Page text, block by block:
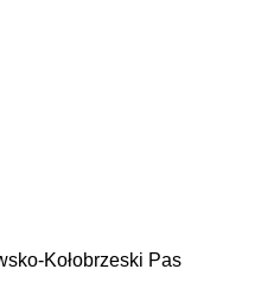
Kołobrzeski Pas